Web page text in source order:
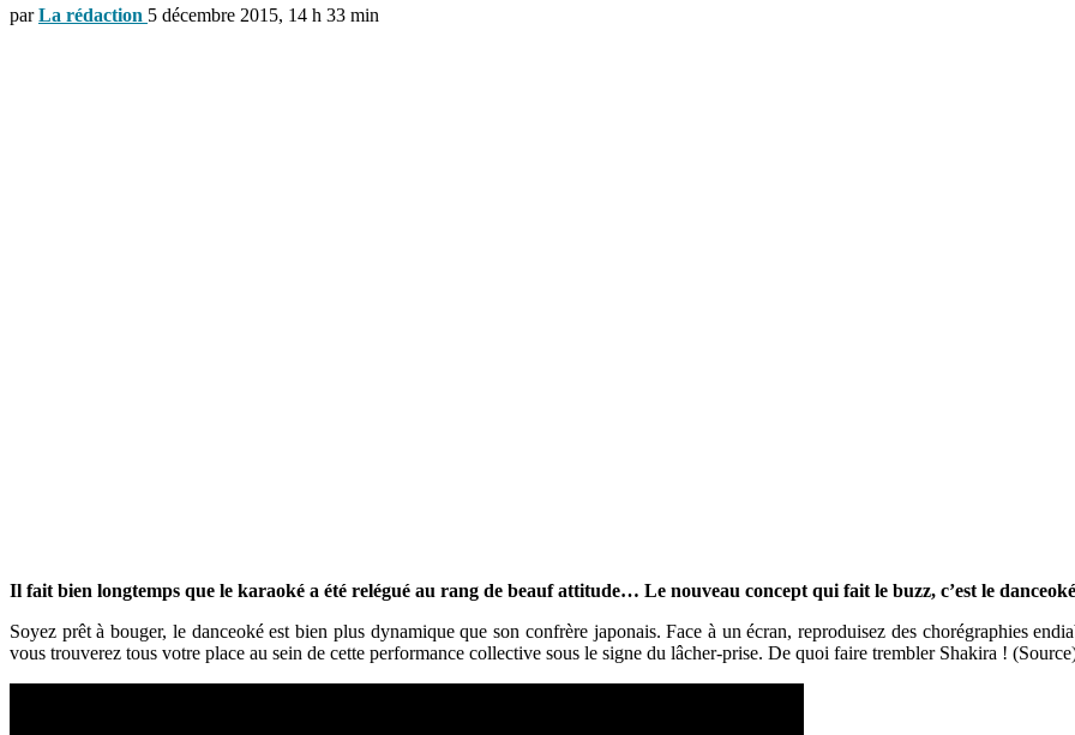
par La rédaction 5 décembre 2015, 14 h 33 min
Il fait bien longtemps que le karaoké a été relégué au rang de beauf attitude… Le nouveau concept qui fait le buzz, c’est le
Soyez prêt à bouger, le danceoké est bien plus dynamique que son confrère japonais. Face à un écran, reproduisez des chorégraphies
vous trouverez tous votre place au sein de cette performance collective sous le signe du lâcher-prise. De quoi faire trembler Shakira !